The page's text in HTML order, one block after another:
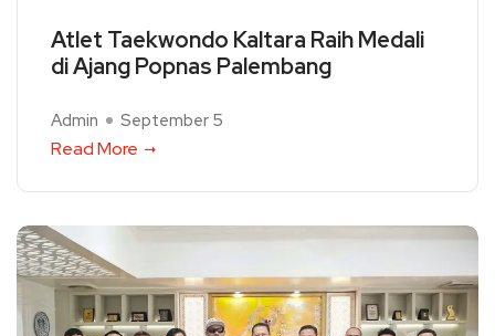
Atlet Taekwondo Kaltara Raih Medali
di Ajang Popnas Palembang
Admin September 5
Read More